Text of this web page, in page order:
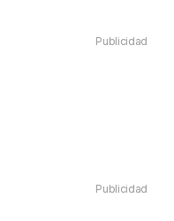
Publicidad
Publicidad